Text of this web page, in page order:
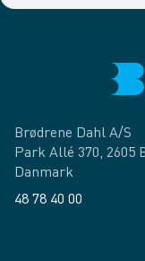
Brødrene Dahl A/S
Park Allé 370, 2605
Danmark
48 78 40 00